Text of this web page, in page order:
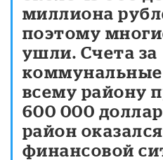
миллиона
поэтому
ушли. Счета за
коммунальные
всему району
600 000
район
финансовой